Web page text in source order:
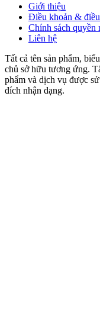
Giới thiệu
Điều khoản &
Chính sách quyền
Liên hệ
Tất cả tên sản phẩm,
chủ sở hữu tương ứng.
phẩm và dịch vụ được
đích nhận dạng.